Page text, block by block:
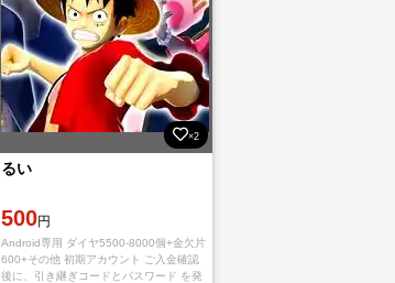
×2
るい
500円
Android専用 ダイヤ5500-8000個+金欠片
600+その他 初期アカウント ご入金確認
後に、引き継ぎコードとパスワード を発